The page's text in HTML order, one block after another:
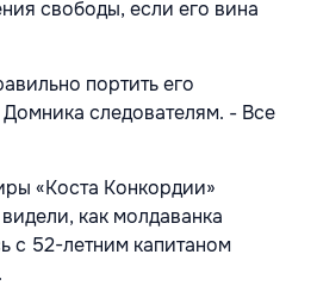
свободы, если его вина
портить его
следователям. - Все
«Коста Конкордии»
как молдаванка
с 52-летним капитаном